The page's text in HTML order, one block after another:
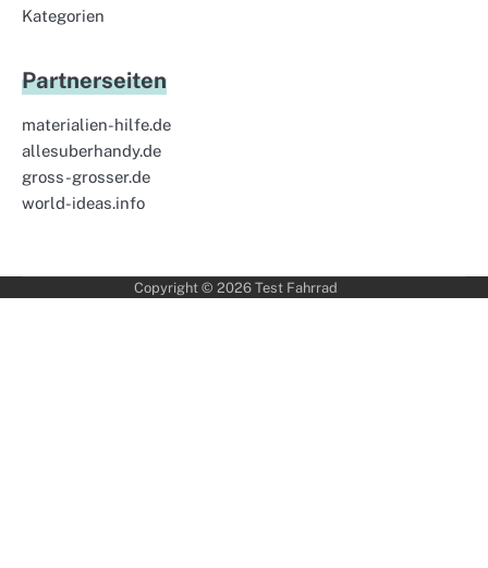
Kategorien
Partnerseiten
materialien-hilfe.de
allesuberhandy.de
gross-grosser.de
world-ideas.info
Copyright © 2026 Test Fahrrad